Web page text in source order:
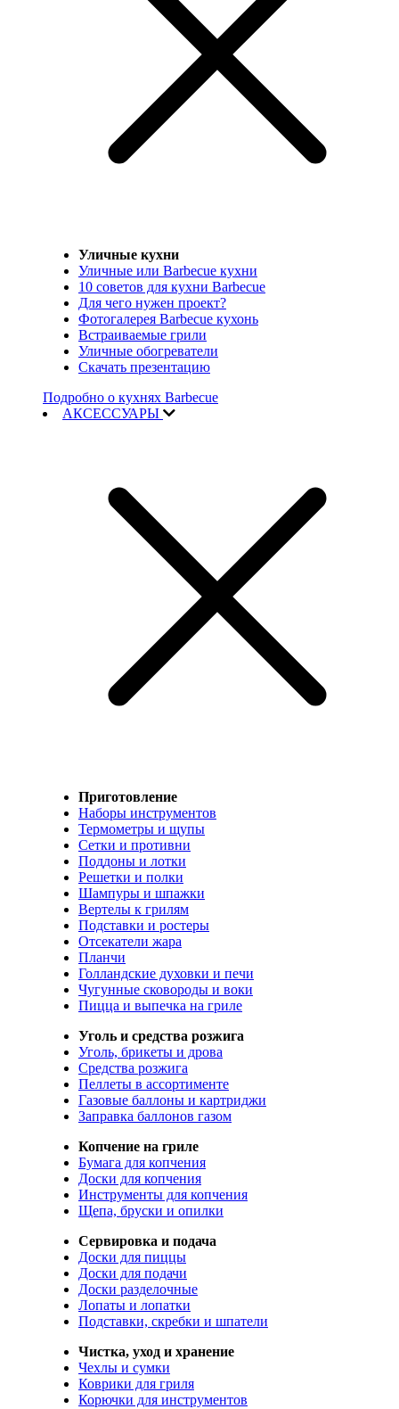
Уличные кухни
Уличные или Barbecue кухни
10 советов для кухни Barbecue
Для чего нужен проект?
Фотогалерея Barbecue кухонь
Встраиваемые грили
Уличные обогреватели
Скачать презентацию
Подробно о кухнях Barbecue
АКСЕССУАРЫ
Приготовление
Наборы инструментов
Термометры и щупы
Сетки и противни
Поддоны и лотки
Решетки и полки
Шампуры и шпажки
Вертелы к грилям
Подставки и ростеры
Отсекатели жара
Планчи
Голландские духовки и печи
Чугунные сковороды и воки
Пицца и выпечка на гриле
Уголь и средства розжига
Уголь, брикеты и дрова
Средства розжига
Пеллеты в ассортименте
Газовые баллоны и картриджи
Заправка баллонов газом
Копчение на гриле
Бумага для копчения
Доски для копчения
Инструменты для копчения
Щепа, бруски и опилки
Сервировка и подача
Доски для пиццы
Доски для подачи
Доски разделочные
Лопаты и лопатки
Подставки, скребки и шпатели
Чистка, уход и хранение
Чехлы и сумки
Коврики для гриля
Корючки для инструментов